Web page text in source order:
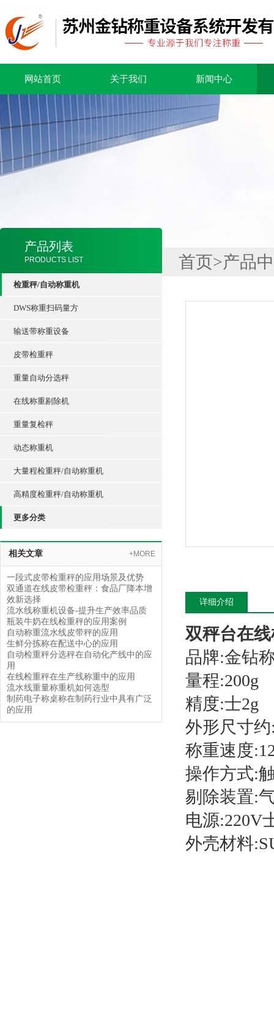
网站首页 关于我们 新闻中心
产品列表
PRODUCTS LIST
检重秤/自动称重机
DWS称重扫码量方
输送带称重设备
皮带检重秤
重量自动分选秤
在线称重剔除机
重量复检秤
动态称重机
大量程检重秤/自动称重机
高精度检重秤/自动称重机
更多分类
相关文章 +MORE
一段式皮带检重秤的应用场景及优势
双通道在线皮带检重秤：食品厂降本增
效新选择
流水线称重机设备-提升生产效率品质
瓶装牛奶在线检重秤的应用案例
自动称重流水线皮带秤的应用
生鲜分拣称在配送中心的应用
自动检重秤分选秤在自动化产线中的应
用
在线检重秤在生产线称重中的应用
流水线重量称重机如何选型
制药电子称桌称在制药行业中具有广泛
的应用
首页>产品
详细介绍
双秤台在
品牌:金钻
量程:200g
精度:士2g
外形尺寸约
称重速度
操作方式:
剔除装置:
电源:220V
外壳材料